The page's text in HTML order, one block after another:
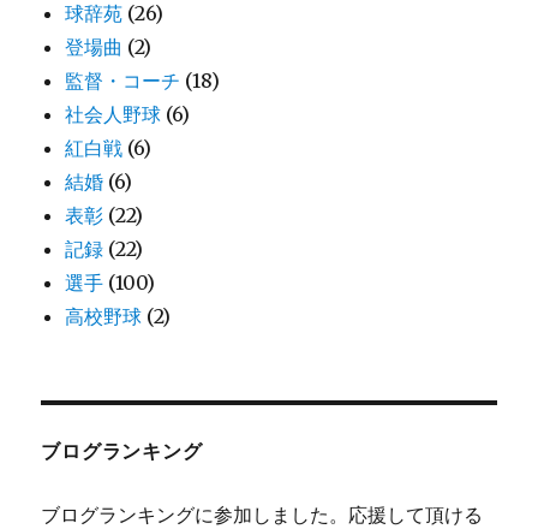
球辞苑 (26)
登場曲 (2)
監督・コーチ (18)
社会人野球 (6)
紅白戦 (6)
結婚 (6)
表彰 (22)
記録 (22)
選手 (100)
高校野球 (2)
ブログランキング
ブログランキングに参加しました。応援して頂ける